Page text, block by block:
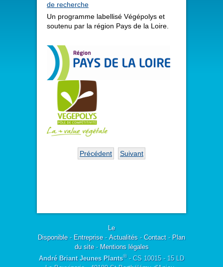
de recherche
Un programme labellisé Végépolys et
soutenu par la région Pays de la Loire.
Précédent Suivant
Le
Disponible- Entreprise- Actualités - Contact- Plan
du site- Mentions légales
André Briant Jeunes Plants®- CS 10015 - 15 LD